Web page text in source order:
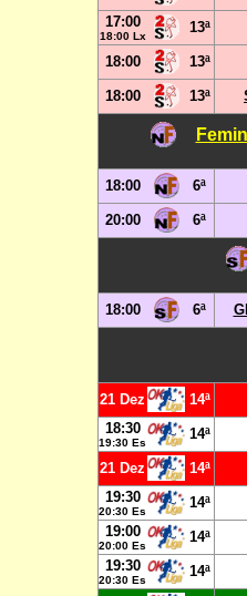
17:00
18:00 Lx
13ª
18:00 13ª
18:00 13ª
18:00 6ª
20:00 6ª
18:00 6ª
21 Dez
14ª
18:30
19:30 Es
14ª
21 Dez
14ª
19:30
20:30 Es
14ª
19:00
20:00 Es
14ª
19:30
20:30 Es
14ª